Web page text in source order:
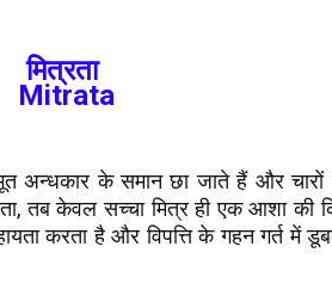
मित्रता
Mitrata
अन्धकार के समान छा जाते हैं और चारों
तब केवल सच्चा मित्र ही एक आशा की
करता है और विपत्ति के गहन गर्त में